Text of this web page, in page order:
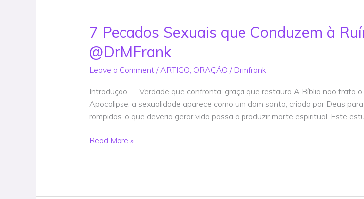
7 Pecados Sexuais que Conduzem à
@DrMFrank
Leave a Comment /ARTIGO, ORAÇÃO / Drmfrank
Introdução — Verdade que confronta, graça que restaura A Bíblia não trata
Apocalipse, a sexualidade aparece como um dom santo, criado por Deus
rompidos, o que deveria gerar vida passa a produzir morte espiritual. Este
7
Pecados
Sexuais
que
à
Ruína
Espiritual
@DrMFrank
Read More »